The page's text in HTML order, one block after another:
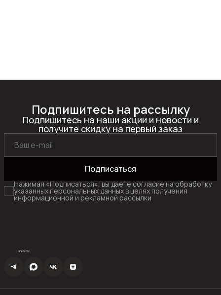
Подпишитесь на рассылку
Подпишитесь на наши акции и новости и
получите скидку на первый заказ
Подписаться
Нажимая «Подписаться», вы даете согласие на обработку
указанных персональных данных в целях получения
информационной и рекламной рассылки